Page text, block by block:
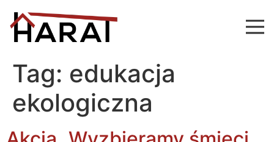
Tag: edukacja
ekologiczna